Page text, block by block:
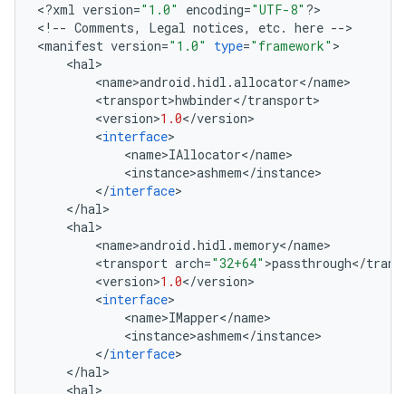
<?xml version="1.0" encoding="UTF-8" ?>
< ! -- Comments, Legal notices, etc. here -->
<manifest version="1.0" type="framework" >
<hal>
<name>android .hidl .allocator</name>
<transport>hwbinder</transport>
<version>1.0</version>
<interface>
<name>IAllocator</name>
<instance>ashmem</instance>
</interface>
</hal>
<hal>
<name>android .hidl .memory</name>
<transport arch="32+64" >passthrough</
<version>1.0</version>
<interface>
<name>IMapper</name>
<instance>ashmem</instance>
</interface>
</hal>
<hal>